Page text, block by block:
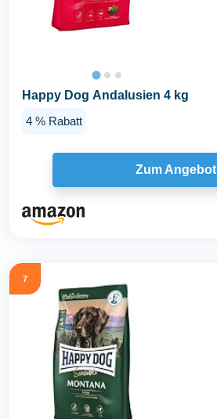
Happy Dog Andalusien 4 kg
4 % Rabatt
Zum Angebot
7